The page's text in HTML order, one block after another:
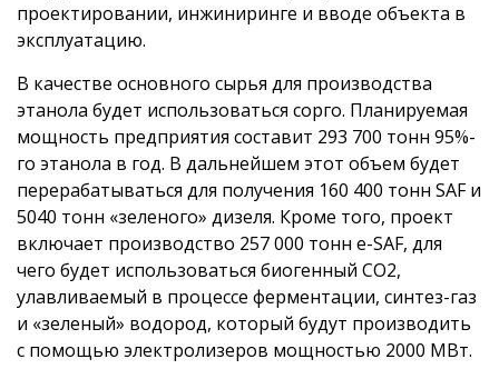
проектировании, инжиниринге и вводе объекта в
эксплуатацию.
В качестве основного сырья для производства
этанола будет использоваться сорго. Планируемая
мощность предприятия составит 293 700 тонн 95%-
го этанола в год. В дальнейшем этот объем будет
перерабатываться для получения 160 400 тонн SAF и
5040 тонн «зеленого» дизеля. Кроме того, проект
включает производство 257 000 тонн e-SAF, для
чего будет использоваться биогенный CO2,
улавливаемый в процессе ферментации, синтез-газ
и «зеленый» водород, который будут производить
с помощью электролизеров мощностью 2000 МВт.